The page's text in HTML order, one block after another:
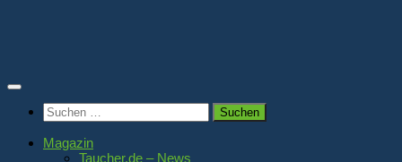
Suchen
nach:
Magazin
Taucher.de – News